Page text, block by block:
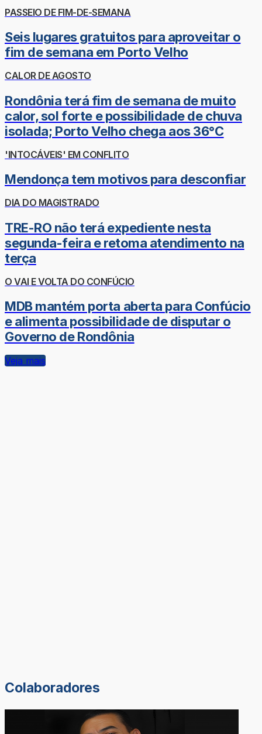
PASSEIO DE FIM-DE-SEMANA
Seis lugares gratuitos para aproveitar o
fim de semana em Porto Velho
CALOR DE AGOSTO
Rondônia terá fim de semana de muito
calor, sol forte e possibilidade de chuva
isolada; Porto Velho chega aos 36°C
'INTOCÁVEIS' EM CONFLITO
Mendonça tem motivos para desconfiar
DIA DO MAGISTRADO
TRE-RO não terá expediente nesta
segunda-feira e retoma atendimento na
terça
O VAI E VOLTA DO CONFÚCIO
MDB mantém porta aberta para Confúcio
e alimenta possibilidade de disputar o
Governo de Rondônia
Veja mais
Colaboradores